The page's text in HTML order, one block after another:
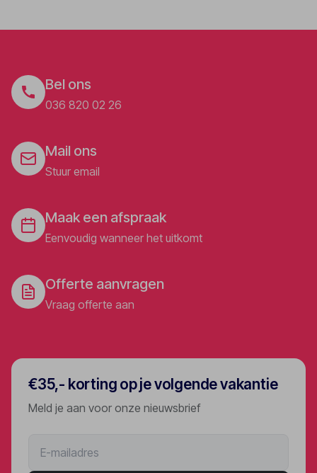
Bel ons
036 820 02 26
Mail ons
Stuur email
Maak een afspraak
Eenvoudig wanneer het uitkomt
Offerte aanvragen
Vraag offerte aan
€35,- korting op je volgende vakantie
Meld je aan voor onze nieuwsbrief